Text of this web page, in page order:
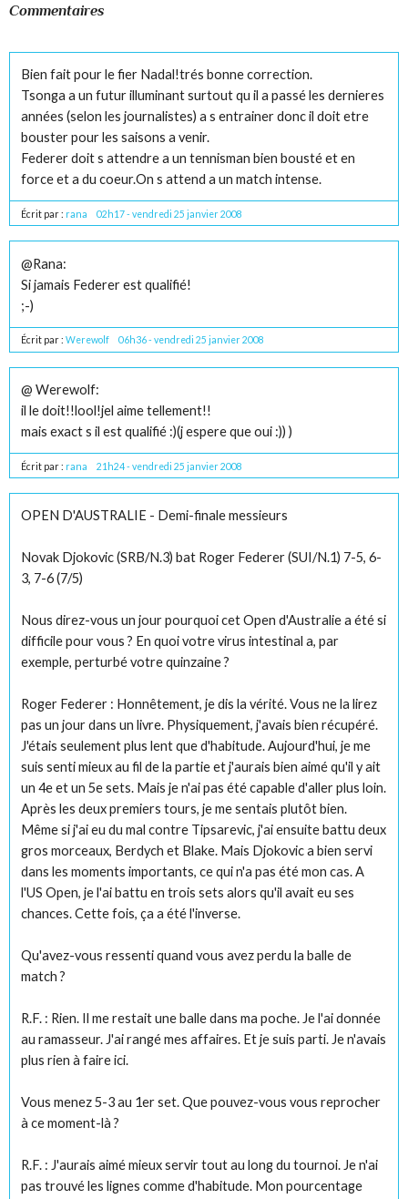
Commentaires
Bien fait pour le fier Nadal!trés bonne correction.
Tsonga a un futur illuminant surtout qu il a passé les dernieres
années (selon les journalistes) a s entrainer donc il doit etre
bouster pour les saisons a venir.
Federer doit s attendre a un tennisman bien bousté et en
force et a du coeur.On s attend a un match intense.
Écrit par : rana 02h17-vendredi 25 janvier 2008
@Rana:
Si jamais Federer est qualifié!
;-)
Écrit par :Werewolf 06h36-vendredi 25 janvier 2008
@ Werewolf:
il le doit!!lool!jel aime tellement!!
mais exact s il est qualifié :)(j espere que oui :)) )
Écrit par : rana 21h24-vendredi 25 janvier 2008
OPEN D'AUSTRALIE - Demi-finale messieurs
Novak Djokovic (SRB/N.3) bat Roger Federer (SUI/N.1) 7-5, 6-
3, 7-6 (7/5)
Nous direz-vous un jour pourquoi cet Open d'Australie a été si
difficile pour vous ? En quoi votre virus intestinal a, par
exemple, perturbé votre quinzaine ?
Roger Federer : Honnêtement, je dis la vérité. Vous ne la lirez
pas un jour dans un livre. Physiquement, j'avais bien récupéré.
J'étais seulement plus lent que d'habitude. Aujourd'hui, je me
suis senti mieux au fil de la partie et j'aurais bien aimé qu'il y ait
un 4e et un 5e sets. Mais je n'ai pas été capable d'aller plus loin.
Après les deux premiers tours, je me sentais plutôt bien.
Même si j'ai eu du mal contre Tipsarevic, j'ai ensuite battu deux
gros morceaux, Berdych et Blake. Mais Djokovic a bien servi
dans les moments importants, ce qui n'a pas été mon cas. A
l'US Open, je l'ai battu en trois sets alors qu'il avait eu ses
chances. Cette fois, ça a été l'inverse.
Qu'avez-vous ressenti quand vous avez perdu la balle de
match ?
R.F. : Rien. Il me restait une balle dans ma poche. Je l'ai donnée
au ramasseur. J'ai rangé mes affaires. Et je suis parti. Je n'avais
plus rien à faire ici.
Vous menez 5-3 au 1er set. Que pouvez-vous vous reprocher
à ce moment-là ?
R.F. : J'aurais aimé mieux servir tout au long du tournoi. Je n'ai
pas trouvé les lignes comme d'habitude. Mon pourcentage